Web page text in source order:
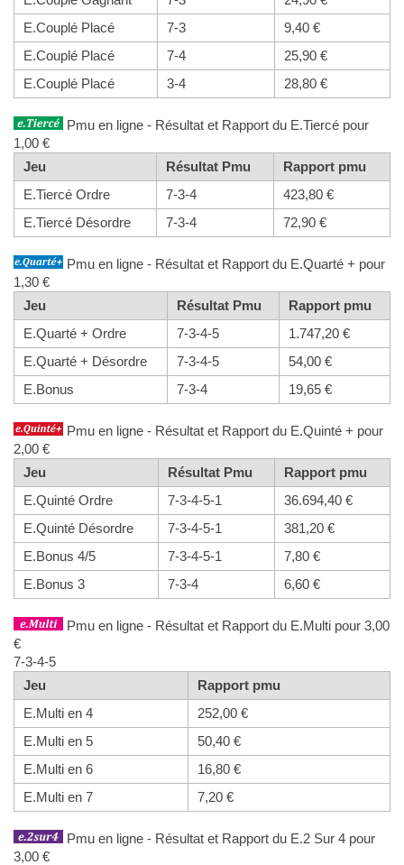
E.Couplé Placé
7-3
9,40 €
E.Couplé Placé
7-4
25,90 €
E.Couplé Placé
3-4 28,80 €
Pmu en ligne - Résultat et Rapport du E.Tiercé pour
1,00 €
Jeu
Résultat Pmu
Rapport pmu
E.Tiercé Ordre
7-3-4
423,80 €
E.Tiercé Désordre
7-3-4 72,90 €
Pmu en ligne - Résultat et Rapport du E.Quarté + pour
1,30 €
Jeu
Résultat Pmu
Rapport pmu
E.Quarté + Ordre
7-3-4-5
1.747,20 €
E.Quarté + Désordre
7-3-4-5
54,00 €
E.Bonus
7-3-4 19,65 €
Pmu en ligne - Résultat et Rapport du E.Quinté + pour
2,00 €
Jeu
Résultat Pmu
Rapport pmu
E.Quinté Ordre
7-3-4-5-1
36.694,40 €
E.Quinté Désordre
7-3-4-5-1
381,20 €
E.Bonus 4/5
7-3-4-5-1
7,80 €
E.Bonus 3
7-3-4 6,60 €
Pmu en ligne - Résultat et Rapport du E.Multi pour 3,00
€
7-3-4-5
Jeu
Rapport pmu
E.Multi en 4
252,00 €
E.Multi en 5
50,40 €
E.Multi en 6
16,80 €
E.Multi en 7
7,20 €
Pmu en ligne - Résultat et Rapport du E.2 Sur 4 pour
3,00 €